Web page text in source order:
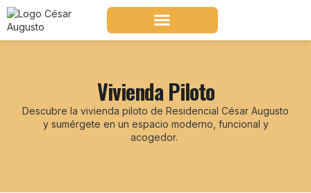
Vivienda Piloto
Descubre la vivienda piloto de Residencial César Augusto
y sumérgete en un espacio moderno, funcional y
acogedor.